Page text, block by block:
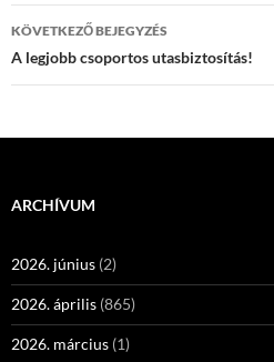
KÖVETKEZŐ BEJEGYZÉS
A legjobb csoportos utasbiztosítás!
ARCHÍVUM
2026. június (2)
2026. április (865)
2026. március (1)